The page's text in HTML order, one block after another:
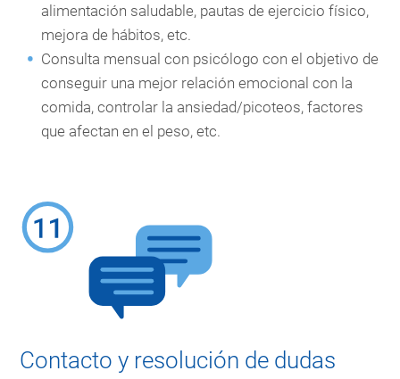
alimentación saludable, pautas de ejercicio físico,
mejora de hábitos, etc.
Consulta mensual con psicólogo con el objetivo de
conseguir una mejor relación emocional con la
comida, controlar la ansiedad/picoteos, factores
que afectan en el peso, etc.
Contacto y resolución de dudas